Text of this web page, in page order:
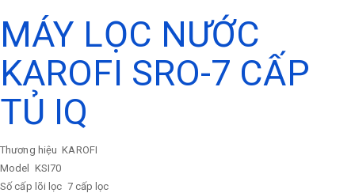
MÁY LỌC NƯỚC
KAROFI SRO-7 CẤP
TỦ IQ
Thương hiệu KAROFI
Model KSI70
Số cấp lõi lọc 7 cấp lọc